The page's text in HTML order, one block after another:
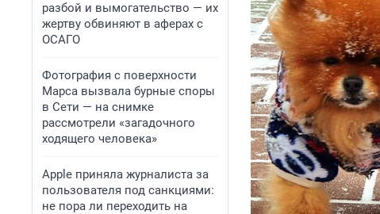
разбой и вымогательство — их
жертву обвиняют в аферах с
ОСАГО
Фотография с поверхности
Марса вызвала бурные споры
в Сети — на снимке
рассмотрели «загадочного
ходящего человека»
Apple приняла журналиста за
пользователя под санкциями:
не пора ли переходить на